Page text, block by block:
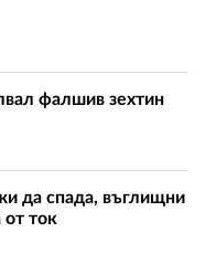
фалшив зехтин
да спада, въглищни
ток